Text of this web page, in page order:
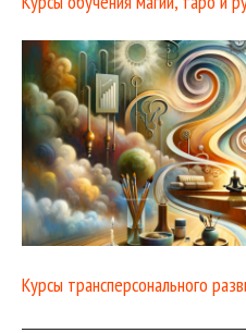
Курсы трансперсонального